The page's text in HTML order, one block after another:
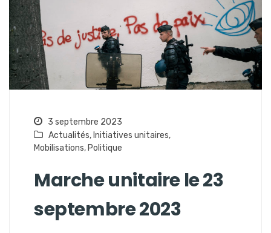
3 septembre 2023
Actualités, Initiatives unitaires,
Mobilisations, Politique
Marche unitaire le 23
septembre 2023